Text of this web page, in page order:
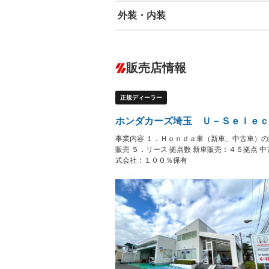
エアバッグ：運転席/助手席
－ ダウンヒルアシストコントロール
Bluetooth接続
－ レンタカーアップ － 展示・試
外装・内装
オーディオ：CDまたはCDチェンジャー
プレイヤー接続可
－
ヘッドライトウォッシャ
ー
LEDヘッドランプ － HID(キセ
ETC － エアロ
－ ランフラットタイヤ
－ フルフラットシート － チップア
－ シートヒーター ウォーク
－ フロントカメラ － シートエ
－ ルーフレール － エアサス
販売店情報
正規ディーラー
ホンダカーズ埼玉 Ｕ－Ｓｅｌｅ
事業内容 １．Ｈｏｎｄａ車（新車、中古車）
販売 ５．リース 拠点数 新車販売：４５拠点
式会社：１００％保有